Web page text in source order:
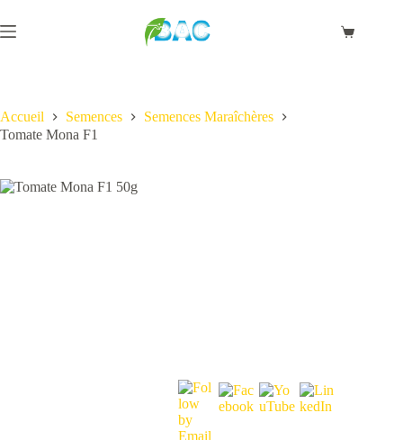
au
contenu
Panier
Accueil Semences
Semences Maraîchères
Tomate Mona F1